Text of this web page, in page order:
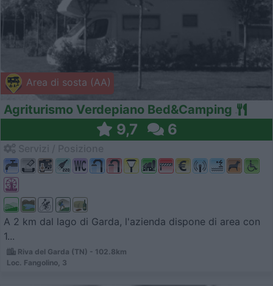
Area di sosta (AA)
Agriturismo Verdepiano Bed&Camping
9,7 6
A 2 km dal lago di Garda, l'azienda dispone di area con
1...
Riva del Garda (TN) - 102.8km
Loc. Fangolino, 3